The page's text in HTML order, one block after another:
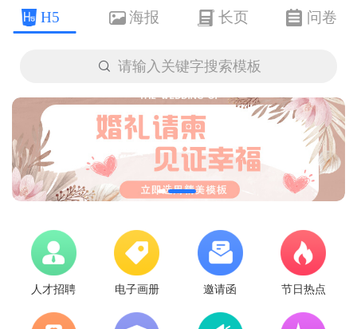
H5 海报 长页 问卷
 请输入关键字搜索模板
人才招聘 电子画册 邀请函 节日热点